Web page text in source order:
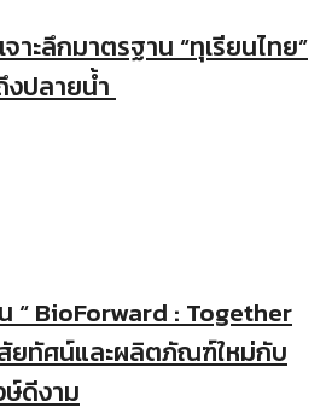
าะลึกมาตรฐาน “ทุเรียนไทย”
งปลายน้ำ
“ BioForward : Together
สัยทัศน์และผลิตภัณฑ์ใหม่กับ
ดีงาม